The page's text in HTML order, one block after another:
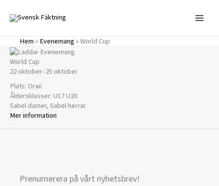
innehåll
Hem»Evenemang»World Cup
World Cup
22 oktober–25 oktober
Plats: Oran
Åldersklasser: U17 U20
Sabel damer, Sabel herrar
Mer information
Prenumerera på vårt nyhetsbrev!